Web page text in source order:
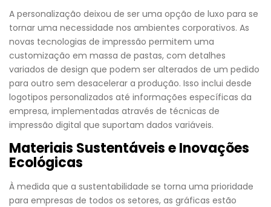
A personalização deixou de ser uma opção de luxo para se
tornar uma necessidade nos ambientes corporativos. As
novas tecnologias de impressão permitem uma
customização em massa de pastas, com detalhes
variados de design que podem ser alterados de um pedido
para outro sem desacelerar a produção. Isso inclui desde
logotipos personalizados até informações específicas da
empresa, implementadas através de técnicas de
impressão digital que suportam dados variáveis.
Materiais Sustentáveis e Inovações
Ecológicas
À medida que a sustentabilidade se torna uma prioridade
para empresas de todos os setores, as gráficas estão